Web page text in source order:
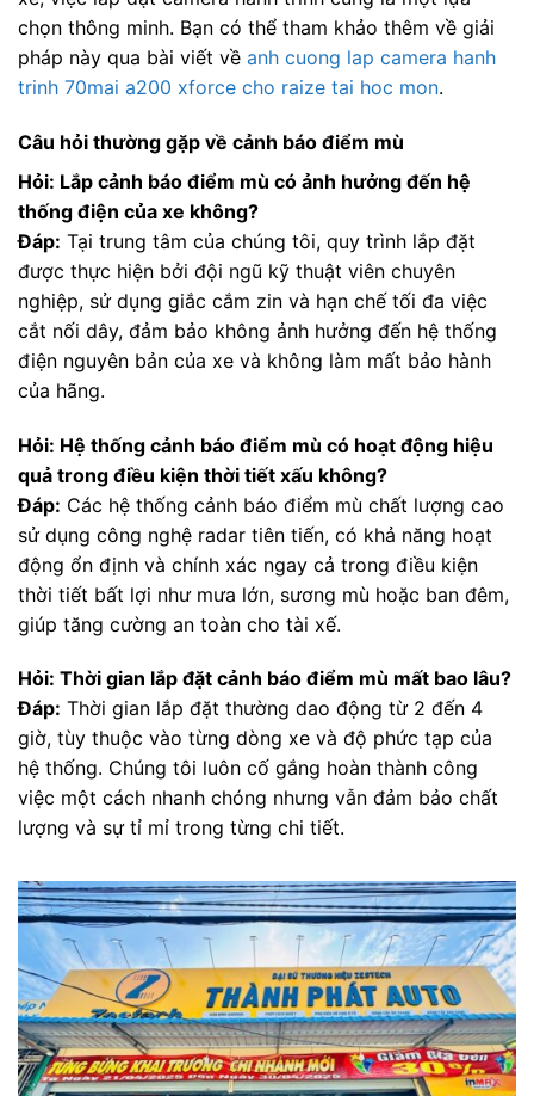
chọn thông minh. Bạn có thể tham khảo thêm về giải
pháp này qua bài viết về anh cuong lap camera hanh
trinh 70mai a200 xforce cho raize tai hoc mon.
Câu hỏi thường gặp về cảnh báo điểm mù
Hỏi: Lắp cảnh báo điểm mù có ảnh hưởng đến hệ
thống điện của xe không?
Đáp: Tại trung tâm của chúng tôi, quy trình lắp đặt
được thực hiện bởi đội ngũ kỹ thuật viên chuyên
nghiệp, sử dụng giắc cắm zin và hạn chế tối đa việc
cắt nối dây, đảm bảo không ảnh hưởng đến hệ thống
điện nguyên bản của xe và không làm mất bảo hành
của hãng.
Hỏi: Hệ thống cảnh báo điểm mù có hoạt động hiệu
quả trong điều kiện thời tiết xấu không?
Đáp: Các hệ thống cảnh báo điểm mù chất lượng cao
sử dụng công nghệ radar tiên tiến, có khả năng hoạt
động ổn định và chính xác ngay cả trong điều kiện
thời tiết bất lợi như mưa lớn, sương mù hoặc ban đêm,
giúp tăng cường an toàn cho tài xế.
Hỏi: Thời gian lắp đặt cảnh báo điểm mù mất bao lâu?
Đáp: Thời gian lắp đặt thường dao động từ 2 đến 4
giờ, tùy thuộc vào từng dòng xe và độ phức tạp của
hệ thống. Chúng tôi luôn cố gắng hoàn thành công
việc một cách nhanh chóng nhưng vẫn đảm bảo chất
lượng và sự tỉ mỉ trong từng chi tiết.